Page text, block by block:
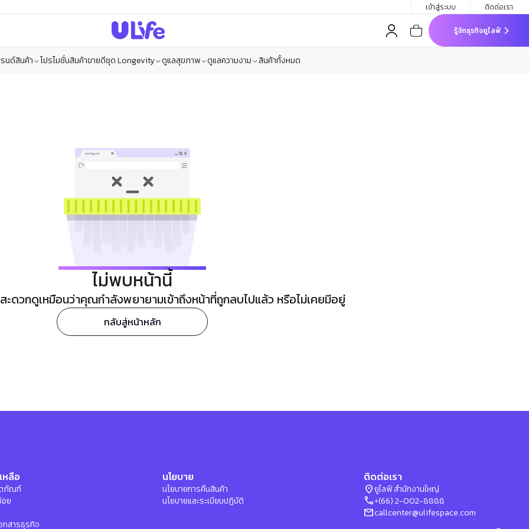
เข้าสู่ระบบ ติดต่อเรา
รู้จักธุรกิจยูไลฟ์
นด์สินค้า โปรโมชั่นสินค้าขายดีชุด Longevity ดูแลสุขภาพ ดูแลความงาม สินค้าทั้งหมด
ไม่พบหน้านี้
ะดวกดูเหมือนว่าคุณกำลังพยายามเข้าถึงหน้าที่ถูกลบไปแล้ว หรือไม่เคยมีอยู่
กลับสู่หน้าหลัก
หลือ
ภัณฑ์
ย
กสารธุรกิจ
นโยบาย
นโยบายการคืนสินค้า
นโยบายและระเบียบปฏิบัติ
ติดต่อเรา
location_onยูไลฟ์ สำนักงานใหญ่
phone+(66) 2-002-8888
mailcallcenter@ulifespace.com